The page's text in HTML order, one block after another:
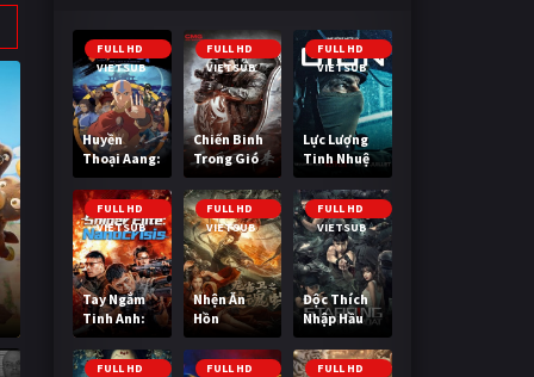
FULL HD
VIETSUB
Huyền
Thoại Aang:
Tiết Khí Sư
Cuối Cùng
FULL HD
VIETSUB
Chiến Binh
Trong Gió
FULL HD
VIETSUB
Lực Lượng
Tinh Nhuệ
FULL HD
VIETSUB
Tay Ngắm
Tinh Anh:
Nguy Cơ
Nano
FULL HD
VIETSUB
Nhện Ăn
Hồn
FULL HD
VIETSUB
Độc Thích
Nhập Hầu
FULL HD
FULL HD
FULL HD